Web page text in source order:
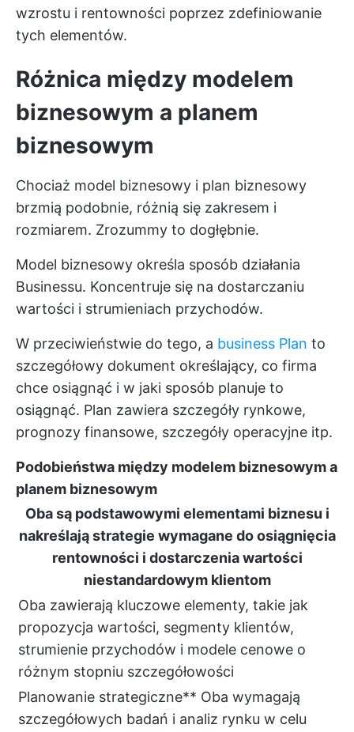
wzrostu i rentowności poprzez zdefiniowanie
tych elementów.
Różnica między modelem
biznesowym a planem
biznesowym
Chociaż model biznesowy i plan biznesowy
brzmią podobnie, różnią się zakresem i
rozmiarem. Zrozummy to dogłębnie.
Model biznesowy określa sposób działania
Businessu. Koncentruje się na dostarczaniu
wartości i strumieniach przychodów.
W przeciwieństwie do tego, a business Plan to
szczegółowy dokument określający, co firma
chce osiągnąć i w jaki sposób planuje to
osiągnąć. Plan zawiera szczegóły rynkowe,
prognozy finansowe, szczegóły operacyjne itp.
Podobieństwa między modelem biznesowym a
planem biznesowym
Oba są podstawowymi elementami biznesu i
nakreślają strategie wymagane do osiągnięcia
rentowności i dostarczenia wartości
niestandardowym klientom
Oba zawierają kluczowe elementy, takie jak
propozycja wartości, segmenty klientów,
strumienie przychodów i modele cenowe o
różnym stopniu szczegółowości
Planowanie strategiczne** Oba wymagają
szczegółowych badań i analiz rynku w celu